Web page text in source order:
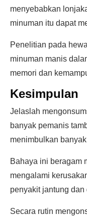
menyebabkan
minuman itu dapat
Penelitian pada
minuman manis
memori dan
Kesimpulan
Jelaslah
banyak pemanis
menimbulkan
Bahaya ini beragam
mengalami
penyakit jantung dan
Secara rutin